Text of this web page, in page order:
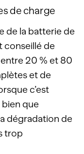
de charge
de la batterie de
conseillé de
20 % et 80
et de
c’est
que
dégradation de
trop